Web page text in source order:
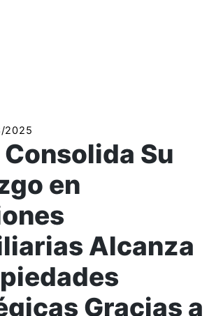
2025
Su
en
Alcanza
Gracias a